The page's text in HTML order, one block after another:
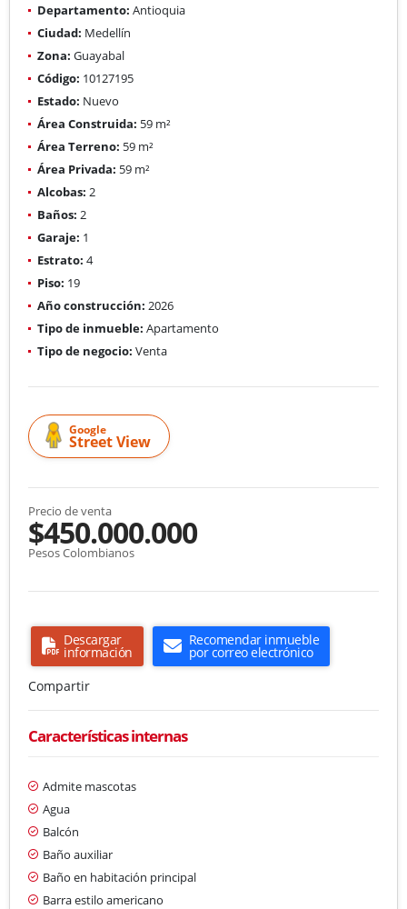
Departamento: Antioquia
Ciudad: Medellín
Zona: Guayabal
Código: 10127195
Estado: Nuevo
Área Construida: 59 m²
Área Terreno: 59 m²
Área Privada: 59 m²
Alcobas: 2
Baños: 2
Garaje: 1
Estrato: 4
Piso: 19
Año construcción: 2026
Tipo de inmueble: Apartamento
Tipo de negocio: Venta
Google
Street View
Precio de venta
$450.000.000
Pesos Colombianos
Descargar
información
Recomendar inmueble
por correo electrónico
Compartir
Características internas
Admite mascotas
Agua
Balcón
Baño auxiliar
Baño en habitación principal
Barra estilo americano